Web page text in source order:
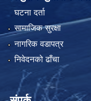
घटना दर्ता
सामाजिक सुरक्षा
नागरिक वडापत्र
निवेदनको ढाँचा